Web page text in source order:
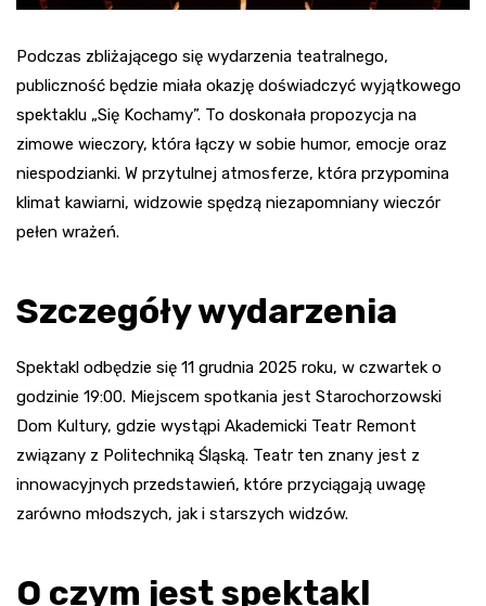
Podczas zbliżającego się wydarzenia teatralnego,
publiczność będzie miała okazję doświadczyć wyjątkowego
spektaklu „Się Kochamy”. To doskonała propozycja na
zimowe wieczory, która łączy w sobie humor, emocje oraz
niespodzianki. W przytulnej atmosferze, która przypomina
klimat kawiarni, widzowie spędzą niezapomniany wieczór
pełen wrażeń.
Szczegóły wydarzenia
Spektakl odbędzie się 11 grudnia 2025 roku, w czwartek o
godzinie 19:00. Miejscem spotkania jest Starochorzowski
Dom Kultury, gdzie wystąpi Akademicki Teatr Remont
związany z Politechniką Śląską. Teatr ten znany jest z
innowacyjnych przedstawień, które przyciągają uwagę
zarówno młodszych, jak i starszych widzów.
O czym jest spektakl